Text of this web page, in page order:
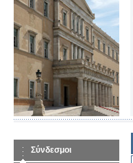
Σύνδεσμοι